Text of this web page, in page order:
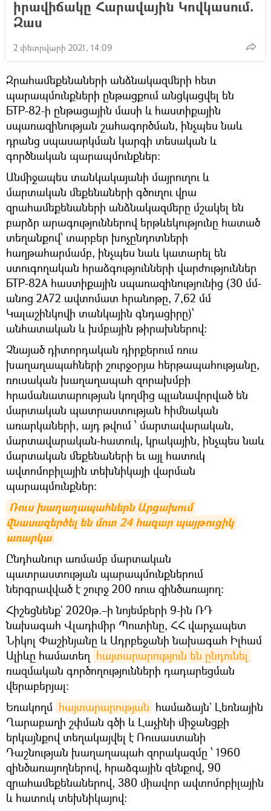
իրավիճակը Հարավային Կովկասում.
Զաս
2 փետրվարի 2021, 14:09
Զրահամեքենաների անձնակազմերի հետ
պարապմունքների ընթացքում անցկացվել են
БТР-82-ի ընթացային մասի և հաստիքային
սպառազինության շահագործման, ինչպես նաև
դրանց սպասարկման կարգի տեսական և
գործնական պարապմունքներ:
Անմիջապես տանկակայանի մայրուղու և
մարտական մեքենաների գծուղու վրա
զրահամեքենաների անձնակազմերը մշակել են
բարձր արագություններով երթևեկությունը հատած
տեղանքով՝ տարբեր խոչընդոտների
հաղթահարմամբ, ինչպես նաև կատարել են
ստուգողական հրաձգությունների վարժություններ
БТР-82А հաստիքային սպառազինությունից (30 մմ-
անոց 2A72 ավտոմատ հրանոթը, 7,62 մմ
Կալաշինկովի տանկային գնդացիրը)՝
անհատական և խմբային թիրախներով:
Չնայած դիտորդական դիրքերում ռուս
խաղաղապահների շուրջօրյա հերթապահությանը,
ռուսական խաղաղապահ զորախմբի
հրամանատարության կողմից պլանավորված են
մարտական պատրաստության հիմնական
առարկաների, այդ թվում ՝ մարտավարական,
մարտավարական-հատուկ, կրակային, ինչպես նաև
մարտական մեքենաների եւ այլ հատուկ
ավտոմոբիլային տեխնիկայի վարման
պարապմունքներ:
Ռուս խաղաղապահներն Արցախում
վնասազերծել են մոտ 24 հազար պայթուցիկ
առարկա
Ընդհանուր առմամբ մարտական
պատրաստության պարապմունքներում
ներգրավված է շուրջ 200 ռուս զինծառայող:
Հիշեցնենք` 2020թ.–ի նոյեմբերի 9-ին ՌԴ
նախագահ Վլադիմիր Պուտինը, ՀՀ վարչապետ
Նիկոլ Փաշինյանը և Ադրբեջանի նախագահ Իլհամ
Ալիևը համատեղ հայտարարություն են ընդունել
ռազմական գործողությունների դադարեցման
վերաբերյալ։
Եռակողմ հայտարարության համաձայն` Լեռնային
Ղարաբաղի շփման գծի և Լաչինի միջանցքի
երկայնքով տեղակայվել է Ռուսաստանի
Դաշնության խաղաղապահ զորակազմը ՝ 1960
զինծառայողներով, հրաձգային զենքով, 90
զրահամեքենաներով, 380 միավոր ավտոմոբիլային
և հատուկ տեխնիկայով: